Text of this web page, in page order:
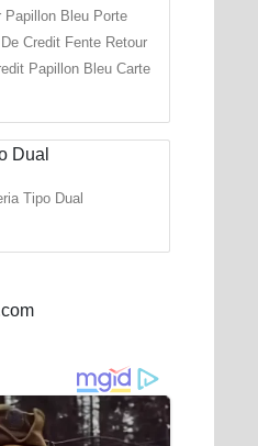
Papillon Bleu Porte
Credit Fente Retour
Papillon Bleu Carte
Tipo Dual